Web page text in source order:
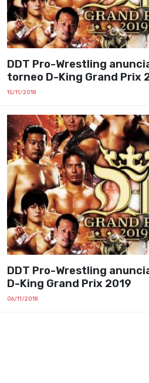
DDT Pro-Wrestling
torneo D-King Grand Prix
15/11/2018
DDT Pro-Wrestling
D-King Grand Prix 2019
06/11/2018